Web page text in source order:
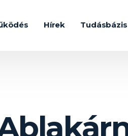
Hírek Tudásbázis